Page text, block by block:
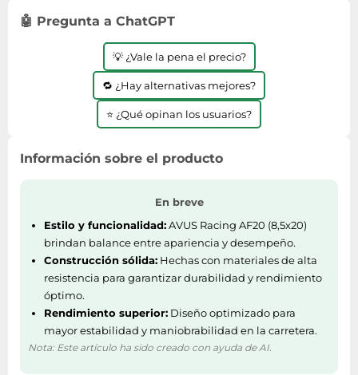
Ropa deportiva y outdoor
Tiendas de campaña
Zapatillas de tenis
Zapatillas deportivas
Perfumes de mujer
Perfumes unisex
Placer y anticoncepción
Productos de higiene corporal
Productos para baño y ducha
Termómetros clínicos
Tratamientos faciales
Media
Monitores y pantallas ordenador
Máquinas de afeitar
Ordenadores portátiles
Secadoras
Sonido y alta fidelidad
TV, vídeo y DVD
Tablets
Telecomunicaciones
Televisores
Vehículos a escala
Relojes
Relojes de pulsera
Tejer y crochet
Zapatillas de atletismo
Zapatos
🤖 Pregunta a ChatGPT
💡 ¿Vale la pena el precio?
🔁 ¿Hay alternativas mejores?
⭐ ¿Qué opinan los usuarios?
Información sobre el producto
En breve
Estilo y funcionalidad:AVUS Racing AF20 (8,5x20)
brindan balance entre apariencia y desempeño.
Construcción sólida: Hechas con materiales de alta
resistencia para garantizar durabilidad y rendimiento
óptimo.
Rendimiento superior: Diseño optimizado para
mayor estabilidad y maniobrabilidad en la carretera.
Nota: Este artículo ha sido creado con ayuda de AI.